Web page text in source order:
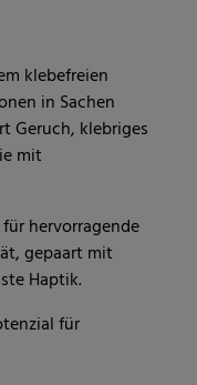
klebefreien
in Sachen
Geruch, klebriges
mit
hervorragende
gepaart mit
Haptik.
für